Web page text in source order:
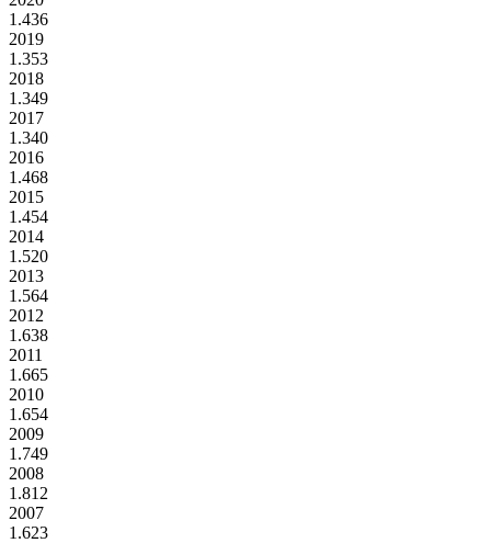
1.436
2019
1.353
2018
1.349
2017
1.340
2016
1.468
2015
1.454
2014
1.520
2013
1.564
2012
1.638
2011
1.665
2010
1.654
2009
1.749
2008
1.812
2007
1.623